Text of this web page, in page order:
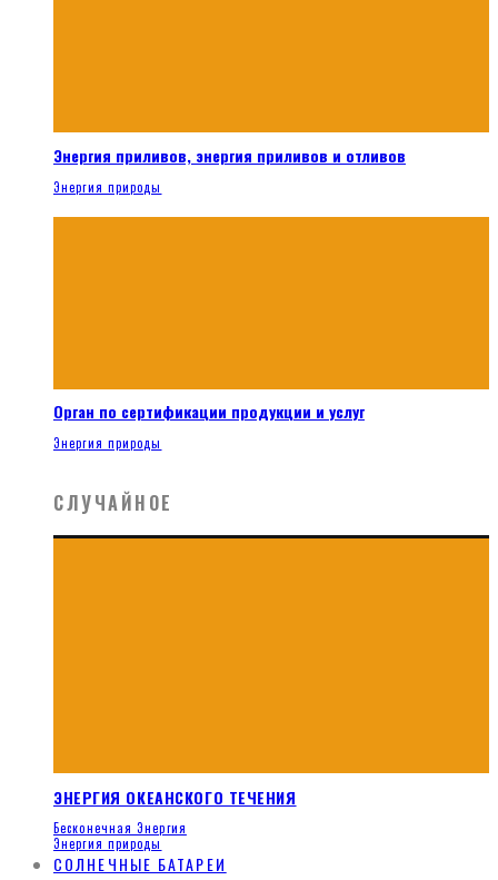
Энергия приливов, энергия приливов и отливов
Энергия природы
Орган по сертификации продукции и услуг
Энергия природы
СЛУЧАЙНОЕ
ЭНЕРГИЯ ОКЕАНСКОГО ТЕЧЕНИЯ
Бесконечная Энергия
Энергия природы
СОЛНЕЧНЫЕ БАТАРЕИ